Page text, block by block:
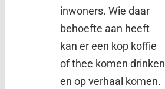
inwoners. Wie daar
behoefte aan heeft
kan er een kop koffie
of thee komen drinken
en op verhaal komen.